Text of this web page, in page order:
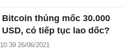
Bitcoin thủng mốc 30.000
USD, có tiếp tục lao dốc?
10:39 26/06/2021